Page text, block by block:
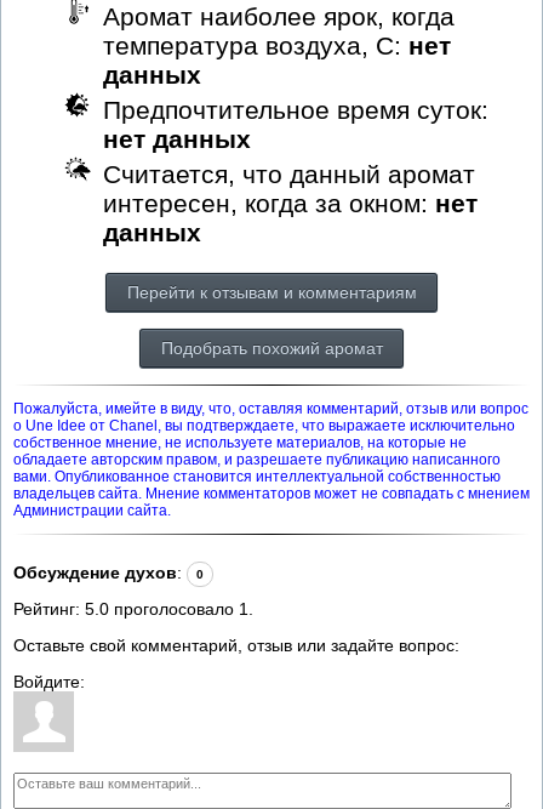
Аромат наиболее ярок, когда
температура воздуха, С: нет
данных
Предпочтительное время суток:
нет данных
Считается, что данный аромат
интересен, когда за окном: нет
данных
Перейти к отзывам и комментариям
Подобрать похожий аромат
Пожалуйста, имейте в виду, что, оставляя комментарий, отзыв или вопрос
о Une Idee от Chanel, вы подтверждаете, что выражаете исключительно
собственное мнение, не используете материалов, на которые не
обладаете авторским правом, и разрешаете публикацию написанного
вами. Опубликованное становится интеллектуальной собственностью
владельцев сайта. Мнение комментаторов может не совпадать с мнением
Администрации сайта.
Обсуждение духов: 0
Рейтинг: 5.0 проголосовало 1
Оставьте свой комментарий, отзыв или задайте вопрос:
Войдите: